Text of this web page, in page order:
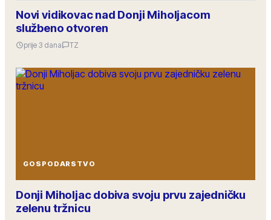
Novi vidikovac nad Donji Miholjacom
službeno otvoren
prije 3 dana TZ
GOSPODARSTVO
Donji Miholjac dobiva svoju prvu zajedničku
zelenu tržnicu